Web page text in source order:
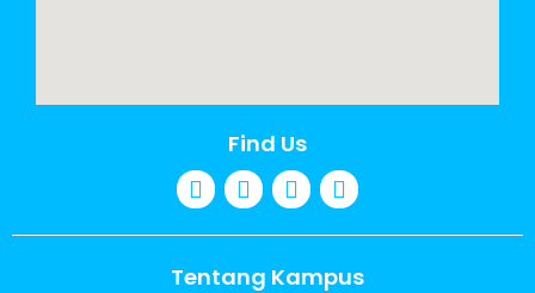
Find Us
Tentang Kampus